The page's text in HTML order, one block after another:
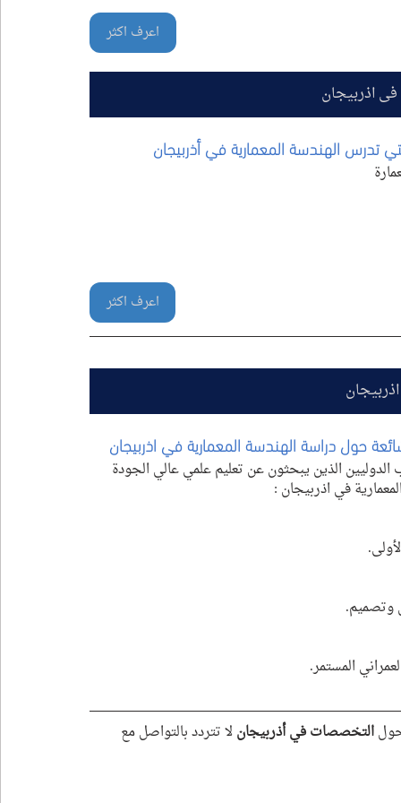
اعرف اكثر
اذربيجان
اعرف اكثر
الهندسة المعمارية في اذربيجان
الدوليين الذين يبحثون عن تعليم علمي عالي الجودة
في اذربيجان :
وتصميم.
المستمر.
التخصصات في أذربيجان لا تتردد بالتواصل مع